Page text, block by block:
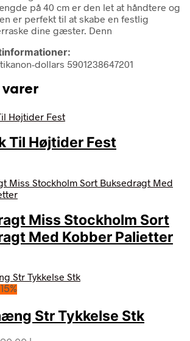
på 40 cm er den let at håndtere og
er perfekt til at skabe en festlig
dine gæster. Denn
dollars 5901238647201
Til Højtider Fest
Miss Stockholm Sort
Med Kobber Palietter
Str Tykkelse Stk